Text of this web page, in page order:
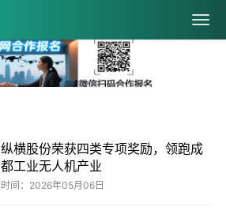
纵横股份荣获四类专项奖励，领跑成
都工业无人机产业
时间：2026年05月06日